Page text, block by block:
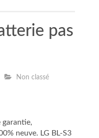
pas
Non classé
garantie,
neuve. LG BL-S3